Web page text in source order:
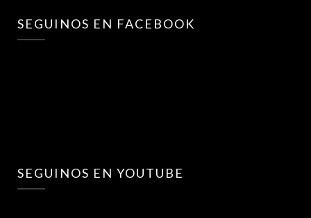
SEGUINOS EN FACEBOOK
SEGUINOS EN YOUTUBE